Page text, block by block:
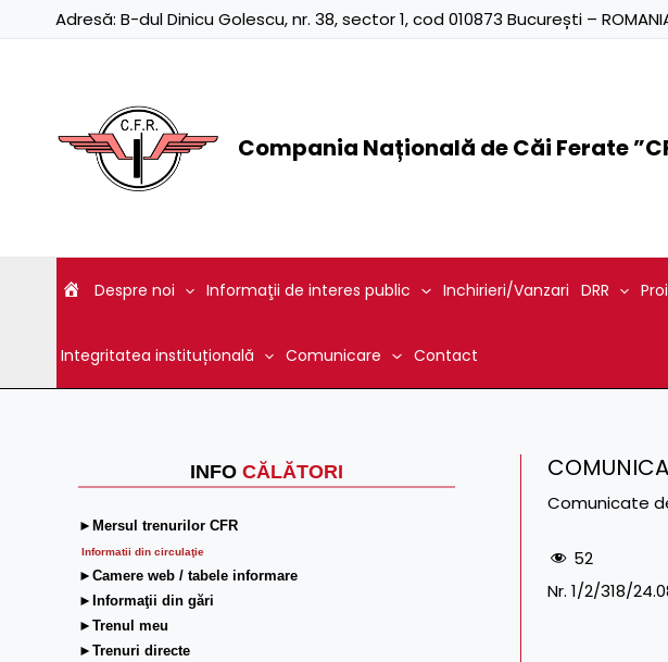
Adresă: B-dul Dinicu Golescu, nr. 38, sector 1, cod 010873 București –
Compania Națională de Căi Ferate
Despre noi Informaţii de interes public Inchirieri/Vanzari DRR
Integritatea instituțională Comunicare Contact
INFO CĂLĂTORI
►Mersul trenurilor CFR
Informatii din circulaţie
►Camere web / tabele informare
►Informaţii din gări
►Trenul meu
►Trenuri directe
Comunicate
52
Nr. 1/2/318/